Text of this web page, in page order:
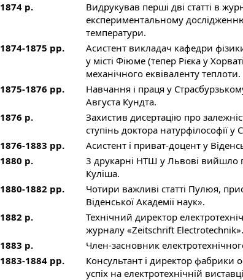
1874 р.
Видрукував перші дві статті в
експериментальному
температури.
1874-1875 рр.
Асистент викладач кафедри
у місті Фіюме (тепер Рієка у
механічного еквіваленту теплоти.
1875-1876 рр.
Навчання і праця у
Августа Кундта.
1876 р.
Захистив дисертацію про
ступінь доктора натурфілософії у
1876-1883 рр.
Асистент і приват-доцент у
1880 р.
3 друкарні НТШ у Львові вийшло
Куліша.
1880-1882 рр.
Чотири важливі статті Пулюя,
Віденської Академії наук».
1882 р.
Технічний директор
журналу «Zeitschrift Electrotechnik».
1883 р.
Член-засновник
1883-1884 рр.
Консультант і директор фабрики
успіх на електротехнічній